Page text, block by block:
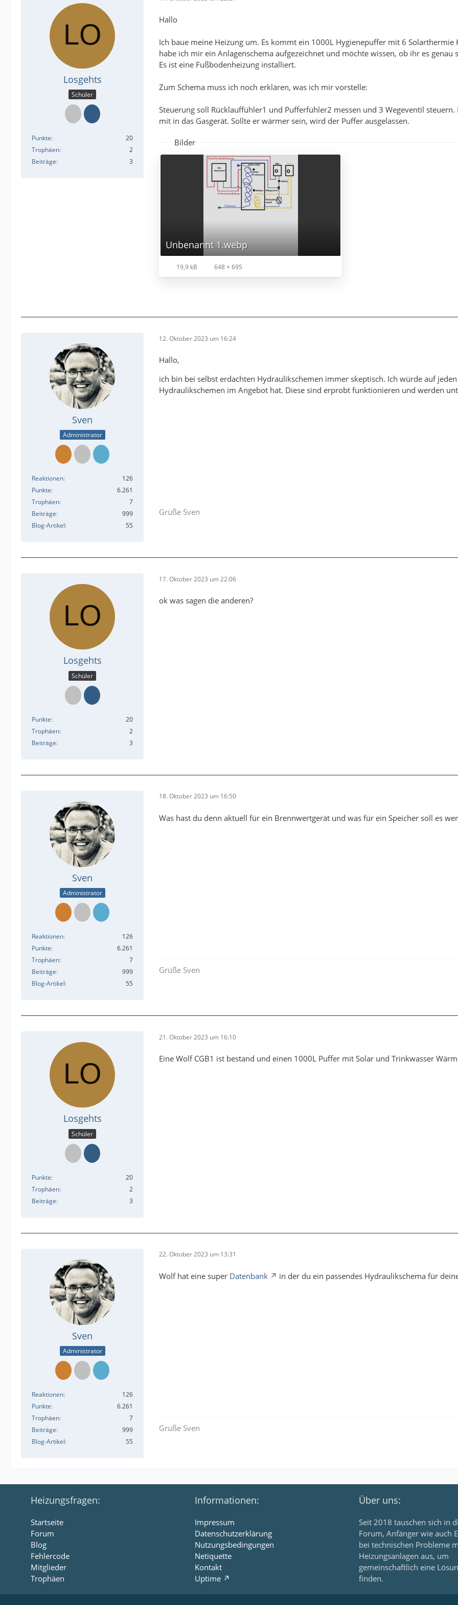
Losgehts
Schüler
Punkte
20
Trophäen
2
Beiträge
3
Hallo
Ich baue meine Heizung um. Es kommt ein 1000L Hygienepuffer mit 6
habe ich mir ein Anlagenschema aufgezeichnet und möchte wissen, ob ihr es genau
Es ist eine Fußbodenheizung installiert.
Zum Schema muss ich noch erklären, was ich mir vorstelle:
Steuerung soll Rücklauffühler1 und Pufferfühler2 messen und 3 Wegeventil
mit in das Gasgerät. Sollte er wärmer sein, wird der Puffer ausgelassen.
Bilder
Unbenannt 1.webp
19,9 kB 648 × 695
Sven
Administrator
Reaktionen
126
Punkte
6.261
Trophäen
7
Beiträge
999
Blog-Artikel
55
12. Oktober 2023 um 16:24
Hallo,
ich bin bei selbst erdachten Hydraulikschemen immer skeptisch. Ich würde auf
Hydraulikschemen im Angebot hat. Diese sind erprobt funktionieren und werden
Grüße Sven
Losgehts
Schüler
Punkte
20
Trophäen
2
Beiträge
3
17. Oktober 2023 um 22:06
ok was sagen die anderen?
Sven
Administrator
Reaktionen
126
Punkte
6.261
Trophäen
7
Beiträge
999
Blog-Artikel
55
18. Oktober 2023 um 16:50
Was hast du denn aktuell für ein Brennwertgerät und was für ein Speicher soll es
Grüße Sven
Losgehts
Schüler
Punkte
20
Trophäen
2
Beiträge
3
21. Oktober 2023 um 16:10
Eine Wolf CGB1 ist bestand und einen 1000L Puffer mit Solar und Trinkwasser
Sven
Administrator
Reaktionen
126
Punkte
6.261
Trophäen
7
Beiträge
999
Blog-Artikel
55
22. Oktober 2023 um 13:31
Wolf hat eine super Datenbank in der du ein passendes Hydraulikschema für
Grüße Sven
Heizungsfragen:
Startseite
Forum
Blog
Fehlercode
Mitglieder
Trophäen
Informationen:
Impressum
Datenschutzerklärung
Nutzungsbedingungen
Netiquette
Kontakt
Uptime
Über uns:
Seit 2018 tauschen sich in
Forum, Anfänger wie auch
bei technischen Probleme
Heizungsanlagen aus, um
gemeinschaftlich eine
finden.